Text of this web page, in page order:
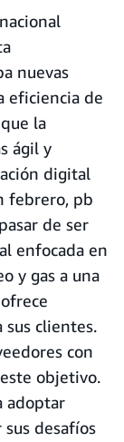
nuevas
eficiencia de
la
ágil y
digital
febrero, pb
de ser
enfocada en
y gas a una
sus clientes.
con
objetivo.
adoptar
desafíos